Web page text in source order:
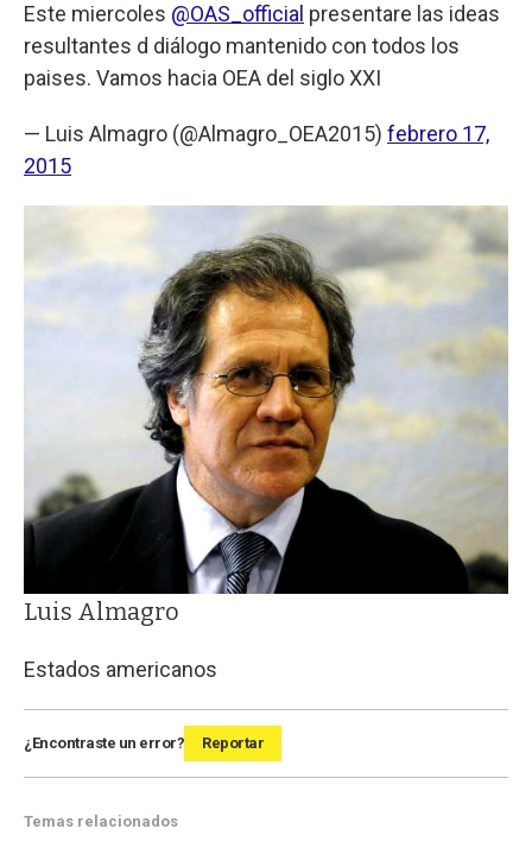
Este miercoles @OAS_official presentare las ideas
resultantes d diálogo mantenido con todos los
paises. Vamos hacia OEA del siglo XXI
— Luis Almagro (@Almagro_OEA2015) febrero 17,
2015
Luis Almagro
Estados americanos
¿Encontraste un error? Reportar
Temas relacionados